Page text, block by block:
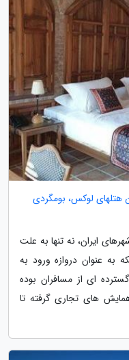
هتلهای لوکس، بومگردی
ایران، نه تنها به علت
به عنوان دروازه ورود به
ای از مسافران بوده
های تجاری گرفته تا